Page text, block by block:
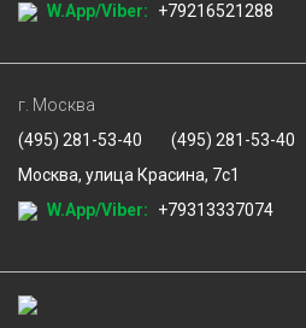
W.App/Viber:
+79216521288
г. Москва
(495) 281-53-40
(495) 281-53-40
Москва, улица Красина, 7с1
W.App/Viber:
+79313337074